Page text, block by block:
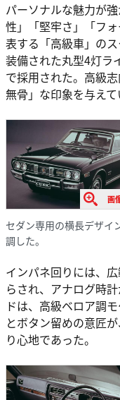
パーソナルな魅力が
性」「堅牢さ」「フ
表する「高級車」の
装備された丸型4灯ラ
で採用された。高級
無骨」な印象を与えて
画
セダン専用の横長デザイ
調した。
インパネ回りには、
らされ、アナログ時
ドは、高級ベロア調
とボタン留めの意匠
り心地であった。